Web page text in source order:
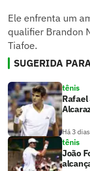
Ele enfrenta um
qualifier Brandon
Tiafoe.
SUGERIDA
tênis
Há 3 dias
tênis
João